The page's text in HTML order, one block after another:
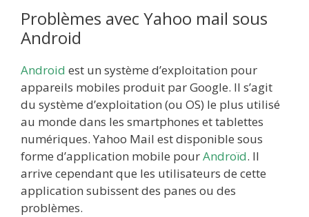
Problèmes avec Yahoo mail sous
Android
Android est un système d’exploitation pour
appareils mobiles produit par Google. Il s’agit
du système d’exploitation (ou OS) le plus utilisé
au monde dans les smartphones et tablettes
numériques. Yahoo Mail est disponible sous
forme d’application mobile pourAndroïd. Il
arrive cependant que les utilisateurs de cette
application subissent des panes ou des
problèmes.